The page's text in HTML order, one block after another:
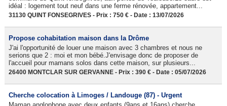
idéal : logement tout neuf dans une ferme rénovée, appartement...
31130 QUINT FONSEGRIVES - Prix : 750 € - Date : 13/07/2026
Propose cohabitation maison dans la Drôme
J'ai l'opportunité de louer une maison avec 3 chambres et nous ne
serions que 2 : moi et mon bébé.J'envisage donc de proposer de
l'accueil pour mamans solos dans cette maison, sur plusieurs...
26400 MONTCLAR SUR GERVANNE - Prix : 390 € - Date : 05/07/2026
Cherche colocation à Limoges / Landouge (87) - Urgent
Maman anglophone avec deux enfants (9ans et 16ans) cherche